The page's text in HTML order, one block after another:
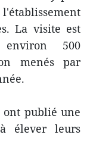
La visite est
500
menés par
ont publié une
élever leurs